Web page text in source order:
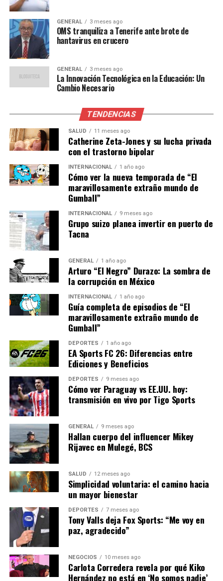
“La crisis actual subraya la
necesidad de acelerar la
transición hacia energías
renovables y mejorar la
eficiencia energética”,
comenta García Breva.
Además, algunos países han comenzado a explorar
acuerdos con otros proveedores de gas natural, como
Noruega y Argelia, para asegurar un suministro más
estable. Sin embargo, estas medidas requieren tiempo y
recursos significativos.
Impacto Económico y Social
El impacto de la crisis energética no se limita a las
facturas de los hogares. Las industrias, especialmente
las que dependen en gran medida de la energía, están
experimentando un aumento en los costos operativos.
Esto podría traducirse en precios más altos para los
consumidores y una posible desaceleración económica.
En el ámbito social, los gobiernos están implementando
medidas para proteger a los más vulnerables. En España,
por ejemplo, se ha aprobado un paquete de ayudas para
bajos ingresos.
Mirando Hacia el Futuro
La crisis energética ha puesto de relieve la necesidad de
una estrategia energética más resiliente y sostenible en
Europa. A largo plazo, la inversión en tecnologías de
almacenamiento de energía, como las baterías de larga
duración, y la mejora de las infraestructuras de red
serán esenciales.
La Unión Europea también está considerando la
creación de una reserva estratégica de gas para mitigar
futuras crisis. Esta medida, aunque costosa, podría
proporcionar una red de seguridad en tiempos de
escasez.
En conclusión, aunque la crisis energética actual
presenta desafíos significativos, también ofrece una
oportunidad para que Europa reevalúe y fortalezca su
GENERAL 3 meses ago
OMS tranquiliza a Tenerife ante brote de
hantavirus en crucero
GENERAL 3 meses ago
La Innovación Tecnológica en la Educación: Un
Cambio Necesario
TENDENCIAS
SALUD 11 meses ago
Catherine Zeta-Jones y su lucha privada
con el trastorno bipolar
INTERNACIONAL 1 año ago
Cómo ver la nueva temporada de “El
maravillosamente extraño mundo de
Gumball”
INTERNACIONAL 9 meses ago
Grupo suizo planea invertir en puerto de
Tacna
GENERAL 1 año ago
Arturo “El Negro” Durazo: La sombra de
la corrupción en México
INTERNACIONAL 1 año ago
Guía completa de episodios de “El
maravillosamente extraño mundo de
Gumball”
DEPORTES 1 año ago
EA Sports FC 26: Diferencias entre
Ediciones y Beneficios
DEPORTES 9 meses ago
Cómo ver Paraguay vs EE.UU. hoy:
transmisión en vivo por Tigo Sports
GENERAL 9 meses ago
Hallan cuerpo del influencer Mikey
Rijavec en Mulegé, BCS
SALUD 12 meses ago
Simplicidad voluntaria: el camino hacia
un mayor bienestar
DEPORTES 7 meses ago
Tony Valls deja Fox Sports: “Me voy en
paz, agradecido”
NEGOCIOS 10 meses ago
Carlota Corredera revela por qué Kiko
Hernández no está en ‘No somos nadie’